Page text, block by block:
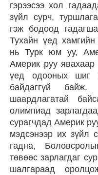
гэрээсээ хол
зүйл сурч,
гэж бодоод
Тухайн үед
нь Турк юм уу,
Америк руу
үед одооных шиг
байдаггүй
шаардлагатай
олимпиад
сурагчдад Америк
мэдсэнээр их зүйл
гадна,
төвөөс зарлагдаг
шалгараад